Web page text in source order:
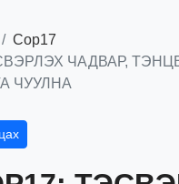
Сор17
ЧАДВАР,
ЧУУЛНА